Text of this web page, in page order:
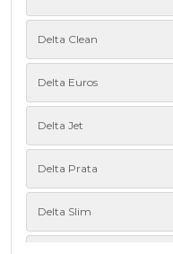
Delta Clean
Delta Euros
Delta Jet
Delta Prata
Delta Slim